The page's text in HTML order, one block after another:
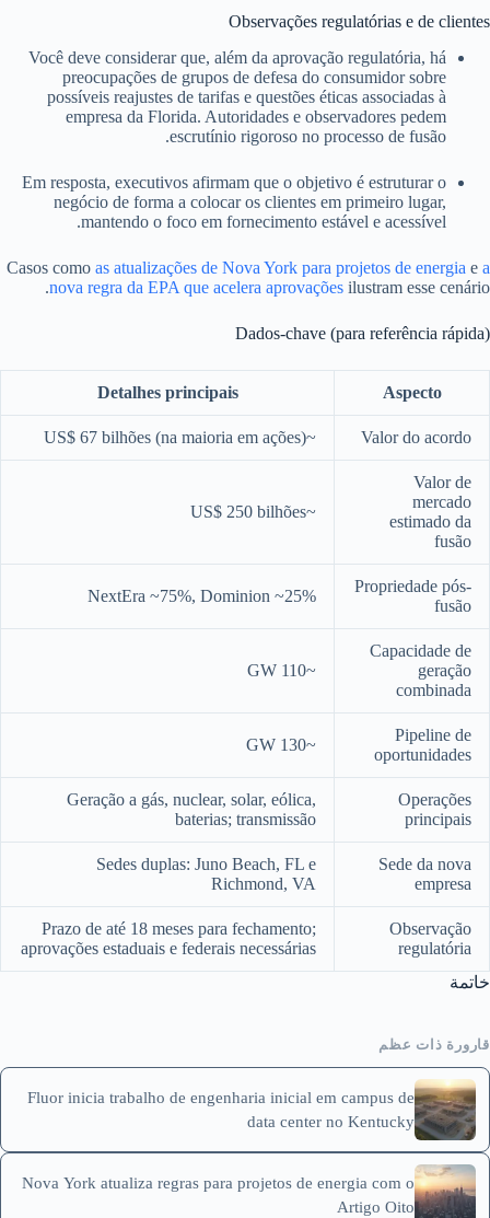
Observações regulatórias e de clientes
Você deve considerar que, além da aprovação regulatória, há
preocupações de grupos de defesa do consumidor sobre
possíveis reajustes de tarifas e questões éticas associadas à
empresa da Florida. Autoridades e observadores pedem
escrutínio rigoroso no processo de fusão.
Em resposta, executivos afirmam que o objetivo é estruturar o
negócio de forma a colocar os clientes em primeiro lugar,
mantendo o foco em fornecimento estável e acessível.
Casos como as atualizações de Nova York para projetos de energia e a
nova regra da EPA que acelera aprovações ilustram esse cenário.
Dados-chave (para referência rápida)
Aspecto
Detalhes principais
Valor do acordo
~US$ 67 bilhões (na maioria em ações)
Valor de
mercado
estimado da
fusão
~US$ 250 bilhões
Propriedade pós-
fusão
NextEra ~75%, Dominion ~25%
Capacidade de
geração
combinada
~110 GW
Pipeline de
oportunidades
~130 GW
Operações
principais
Geração a gás, nuclear, solar, eólica,
baterias; transmissão
Sede da nova
empresa
Sedes duplas: Juno Beach, FL e
Richmond, VA
Observação
regulatória
Prazo de até 18 meses para fechamento;
aprovações estaduais e federais necessárias
خاتمة
قارورة ذات عظم
Fluor inicia trabalho de engenharia inicial em campus de
data center no Kentucky
Nova York atualiza regras para projetos de energia com o
Artigo Oito